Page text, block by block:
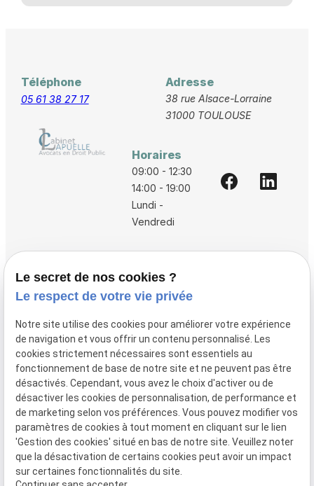
Téléphone
05 61 38 27 17
Adresse
38 rue Alsace-Lorraine
31000 TOULOUSE
Horaires
09:00 - 12:30
14:00 - 19:00
Lundi -
Vendredi
Vos avocats
Boutique
Domaines de compétences
Actualités
Contact
Mentions
légales
Politique de
confidentialité
Gestion
Plan du
site
Le secret de nos cookies ?
Le respect de votre vie privée
Notre site utilise des cookies pour améliorer votre expérience
de navigation et vous offrir un contenu personnalisé. Les
cookies strictement nécessaires sont essentiels au
fonctionnement de base de notre site et ne peuvent pas être
désactivés. Cependant, vous avez le choix d'activer ou de
désactiver les cookies de personnalisation, de performance et
de marketing selon vos préférences. Vous pouvez modifier vos
paramètres de cookies à tout moment en cliquant sur le lien
'Gestion des cookies' situé en bas de notre site. Veuillez noter
que la désactivation de certains cookies peut avoir un impact
sur certaines fonctionnalités du site.